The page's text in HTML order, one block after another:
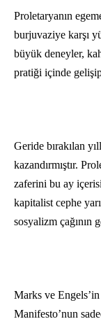
Proletaryanın
burjuvaziye karşı
büyük deneyler,
pratiği içinde
Geride bırakılan
kazandırmıştır.
zaferini bu ay
kapitalist cephe
sosyalizm çağının
Marks ve
Manifesto’nun